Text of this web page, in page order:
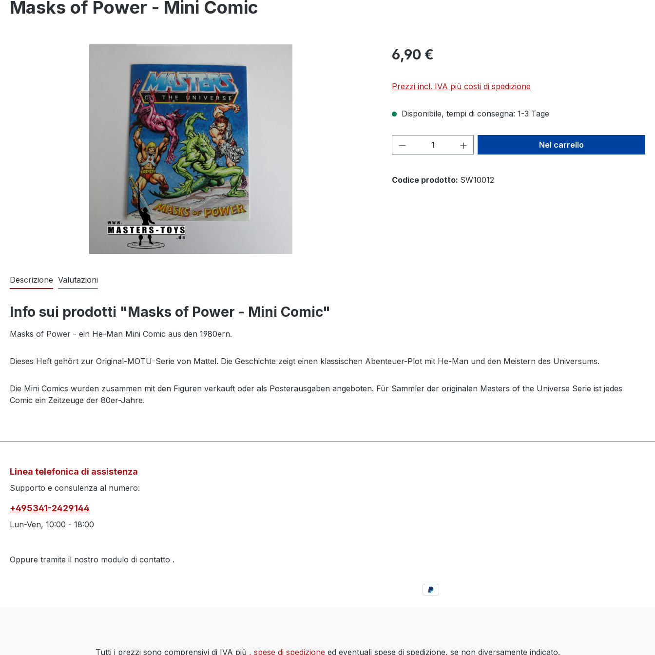
Masks of Power - Mini Comic
6,90 €
Prezzi incl. IVA più costi di spedizione
Disponibile, tempi di consegna: 1-3 Tage
Quantità del prodotto: inserisci la quantità
Nel carrello
Codice prodotto: SW10012
Descrizione Valutazioni
Info sui prodotti "Masks of Power - Mini Comic"
Masks of Power - ein He-Man Mini Comic aus den 1980ern.
Dieses Heft gehört zur Original-MOTU-Serie von Mattel. Die Geschichte zeigt einen klassischen Abenteuer-Plot mit He-Man und den Meistern des Universums.
Die Mini Comics wurden zusammen mit den Figuren verkauft oder als Posterausgaben angeboten. Für Sammler der originalen Masters of the Universe Serie ist jedes
Comic ein Zeitzeuge der 80er-Jahre.
Linea telefonica di assistenza
Supporto e consulenza al numero:
+495341-2429144
Lun-Ven, 10:00 - 18:00
Oppure tramite il nostro modulo di contatto .
Tutti i prezzi sono comprensivi di IVA più , spese di spedizione ed eventuali spese di spedizione, se non diversamente indicato.